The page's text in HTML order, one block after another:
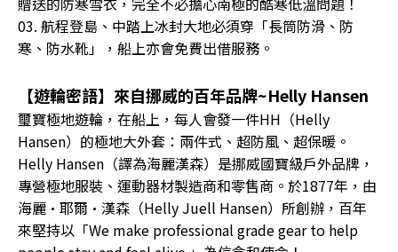
03. 航程登島、中踏上冰封大地必須穿「長筒防滑、防
寒、防水靴」，船上亦會免費出借服務。
【遊輪密語】來自挪威的百年品牌~Helly Hansen
璽寶極地遊輪，在船上，每人會發一件HH（Helly
Hansen）的極地大外套：兩件式、超防風、超保暖。
Helly Hansen（譯為海麗漢森）是挪威國寶級戶外品牌，
專營極地服裝、運動器材製造商和零售商。於1877年，由
海麗•耶爾•漢森（Helly Juell Hansen）所創辦，百年
來堅持以「We make professional grade gear to help